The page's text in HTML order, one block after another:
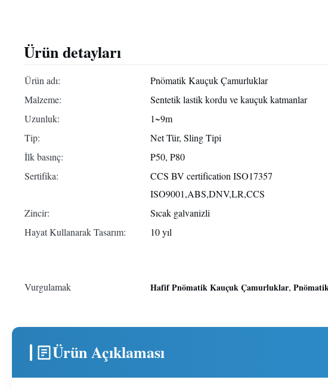
Ürün detayları
Ürün adı: Pnömatik Kauçuk Çamurluklar
Malzeme:
Sentetik lastik kordu ve kauçuk katmanlar
Uzunluk:
1~9m
Tip:
Net Tür, Sling Tipi
İlk basınç:
P50, P80
Sertifika:
CCS BV certification ISO17357
ISO9001,ABS,DNV,LR,CCS
Zincir: Sıcak galvanizli
Hayat Kullanarak Tasarım:
10 yıl
Vurgulamak
Hafif Pnömatik Kauçuk Çamurluklar,
Ürün Açıklaması